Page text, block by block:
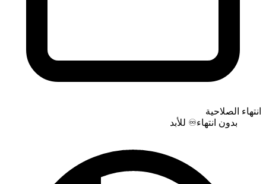
انتهاء الصلاحية
بدون انتهاء♾️ للأبد